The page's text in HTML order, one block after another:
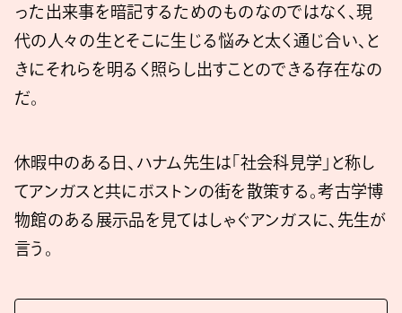
った出来事を暗記するためのものなのではなく、現
代の人々の生とそこに生じる悩みと太く通じ合い、と
きにそれらを明るく照らし出すことのできる存在なの
だ。
休暇中のある日、ハナム先生は「社会科見学」と称し
てアンガスと共にボストンの街を散策する。考古学博
物館のある展示品を見てはしゃぐアンガスに、先生が
言う。